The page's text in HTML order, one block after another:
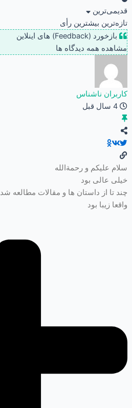
قدیمی‌ترین
تازه‌ترین بیشترین رأی
بازخورد (Feedback) های اینلاین
مشاهده همه دیدگاه ها
کاربران ناشناس
4 سال قبل
سلام علیکم و رحمةالله
خیلی عالی بود
چند تا از داستان ها و مقالات مطالعه شد
واقعا زیبا بود